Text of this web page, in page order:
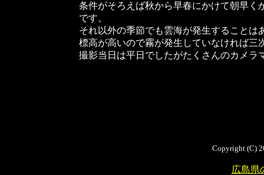
条件がそろえば秋から早春にかけて朝早く
です。
それ以外の季節でも雲海が発生することは
標高が高いので霧が発生していなければ三
撮影当日は平日でしたがたくさんのカメラ
Copyright (C)
広島県